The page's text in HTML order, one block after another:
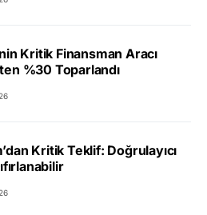
Kritik Finansman Aracı
%30 Toparlandı
Kritik Teklif: Doğrulayıcı